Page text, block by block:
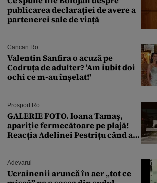
publicarea declarației de avere a
partenerei sale de viață
Cancan.ro
Valentin Sanfira o acuză pe
Codruța de adulter? 'Am iubit doi
ochi ce m-au înșelat!'
Prosport.ro
GALERIE FOTO. Ioana Tamaş,
apariție fermecătoare pe plajă!
Reacția Adelinei Pestrițu când a
Adevarul
Ucrainenii aruncă în aer „tot ce